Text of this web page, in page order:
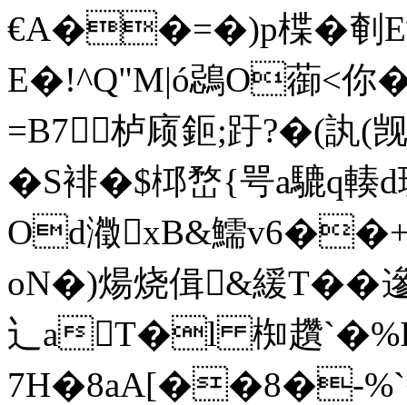
€A��=�)p楪�
E�!^Q"M|ó鵋O蓹<你
=B7｝栌庼鉕;趶?�(訙(
�S裶�$桏嵍{咢a騼q輳
Od瀓xВ&鱬
oN�)煬烧偮&緩T��
辶aT�l 椥趲`�%I
7H�8aA[��8�-